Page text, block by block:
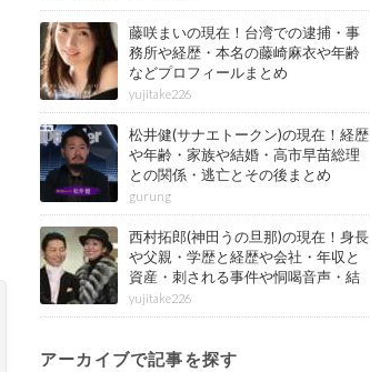
藤咲まいの現在！台湾での逮捕・事
務所や経歴・本名の藤崎麻衣や年齢
などプロフィールまとめ
yujitake226
松井健(サナエトークン)の現在！経歴
や年齢・家族や結婚・高市早苗総理
との関係・逃亡とその後まとめ
gurung
西村拓郎(神田うの旦那)の現在！身長
や父親・学歴と経歴や会社・年収と
資産・刺される事件や恫喝音声・結
婚と子供や自宅・脳梗塞の病気もま
とめ
yujitake226
アーカイブで記事を探す